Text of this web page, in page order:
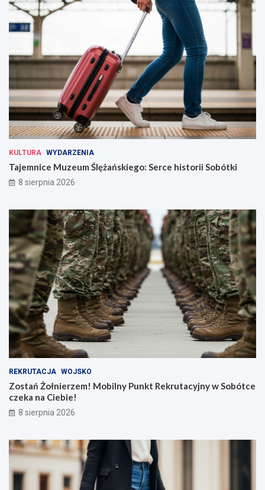
KULTURA WYDARZENIA
Tajemnice Muzeum Ślężańskiego: Serce historii Sobótki
8 sierpnia 2026
REKRUTACJA WOJSKO
Zostań Żołnierzem! Mobilny Punkt Rekrutacyjny w Sobótce
czeka na Ciebie!
8 sierpnia 2026